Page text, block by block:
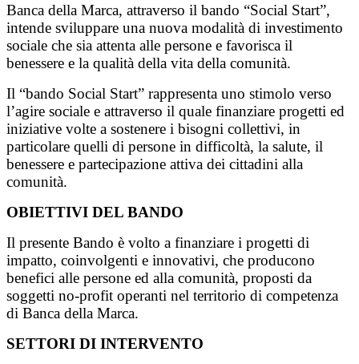
Banca della Marca, attraverso il bando “Social Start”,
intende sviluppare una nuova modalità di investimento
sociale che sia attenta alle persone e favorisca il
benessere e la qualità della vita della comunità.
Il “bando Social Start” rappresenta uno stimolo verso
l’agire sociale e attraverso il quale finanziare progetti ed
iniziative volte a sostenere i bisogni collettivi, in
particolare quelli di persone in difficoltà, la salute, il
benessere e partecipazione attiva dei cittadini alla
comunità.
OBIETTIVI DEL BANDO
Il presente Bando è volto a finanziare i progetti di
impatto, coinvolgenti e innovativi, che producono
benefici alle persone ed alla comunità, proposti da
soggetti no-profit operanti nel territorio di competenza
di Banca della Marca.
SETTORI DI INTERVENTO